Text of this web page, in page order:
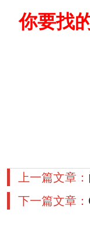
你要找
上一篇文章：
March
下一篇文章：